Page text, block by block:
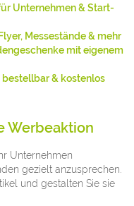
Unternehmen & Start-
Messestände & mehr
mit eigenem
& kostenlos
Werbeaktion
Unternehmen
gezielt anzusprechen.
und gestalten Sie sie